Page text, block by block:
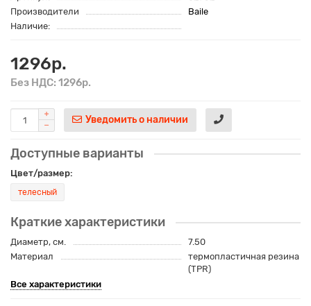
Производители
Baile
Наличие:
1296р.
Без НДС: 1296р.
Уведомить о наличии
Доступные варианты
Цвет/размер:
телесный
Краткие характеристики
Диаметр, см.
7.50
Материал
термопластичная резина
(TPR)
Все характеристики